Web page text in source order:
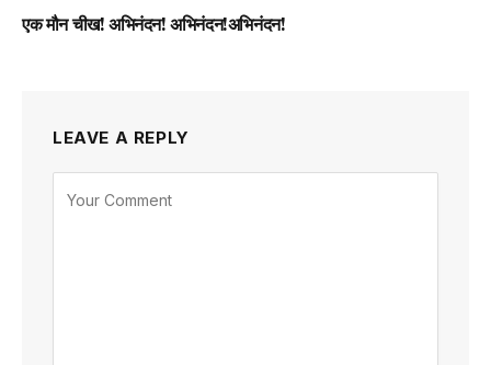
एक मौन चीख! अभिनंदन! अभिनंदन!अभिनंदन!
LEAVE A REPLY